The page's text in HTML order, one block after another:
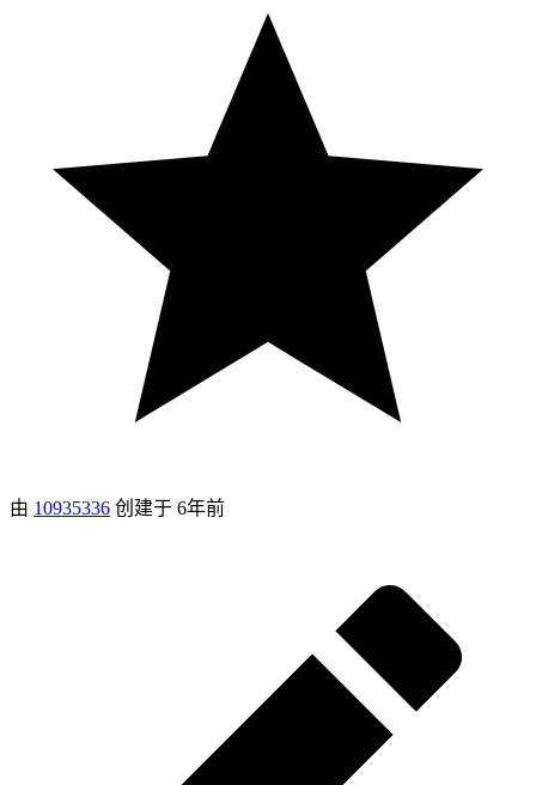
由 10935336 创建于 6年前